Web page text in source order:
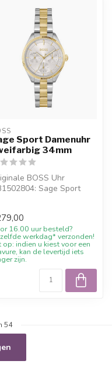
Sport Damenuhr
34mm
BOSS Uhr
Sage Sport
16.00 uur besteld?
werkdag* verzonden!
op: indien u kiest voor een
kan de levertijd iets
zijn.
54